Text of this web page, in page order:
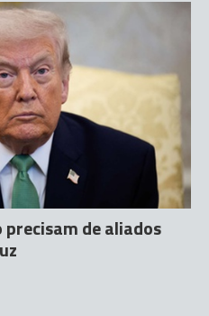
precisam de aliados